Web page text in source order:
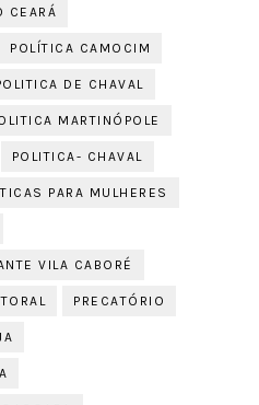
CEARÁ
POLÍTICA CAMOCIM
DE CHAVAL
MARTINÓPOLE
POLITICA- CHAVAL
PARA MULHERES
VILA CABORÉ
PRECATÓRIO